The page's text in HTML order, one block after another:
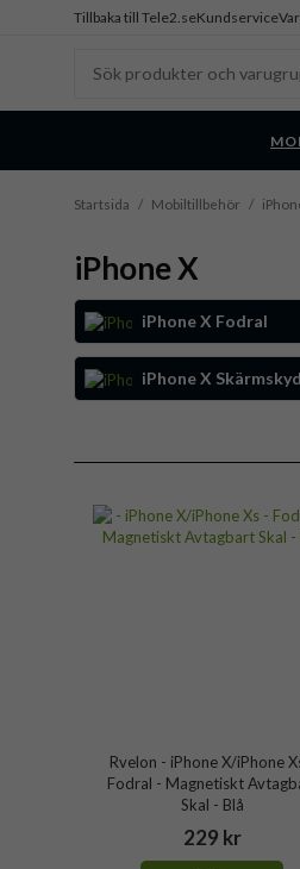
Tillbaka till Tele2.seKundservice
Startsida / Mobiltillbehör /
iPhone X
iPhone X Fodral
iPhone X
Rvelon - iPhone X/iPhone
Fodral - Magnetiskt
Skal - Blå
229 kr